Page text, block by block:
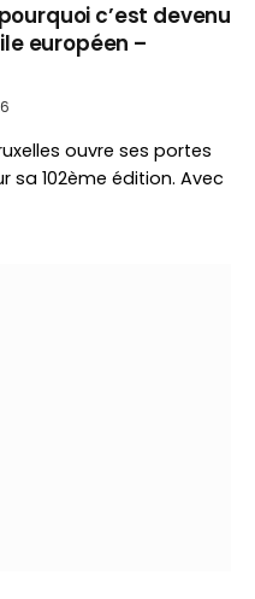
c’est devenu
européen –
ouvre ses portes
sa 102ème édition. Avec